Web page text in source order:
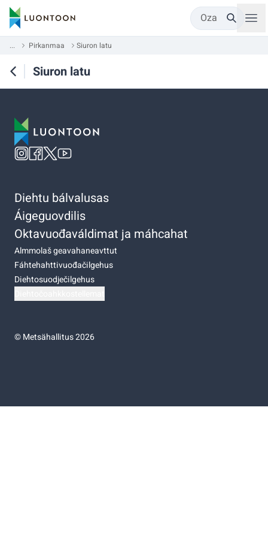
Oza
... Pirkanmaa Siuron latu
Siuron latu
Diehtu bálvalusas
Áigeguovdilis
Oktavuođaváldimat ja máhcahat
Almmolaš geavahaneavttut
Fáhtehahttivuođačilgehus
Diehtosuodječilgehus
©Metsähallitus 2026